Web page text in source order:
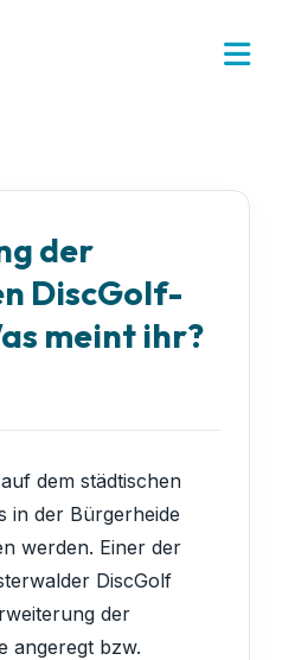
der
DiscGolf-
meint ihr?
dem städtischen
in der Bürgerheide
werden. Einer der
DiscGolf
der
angeregt bzw.